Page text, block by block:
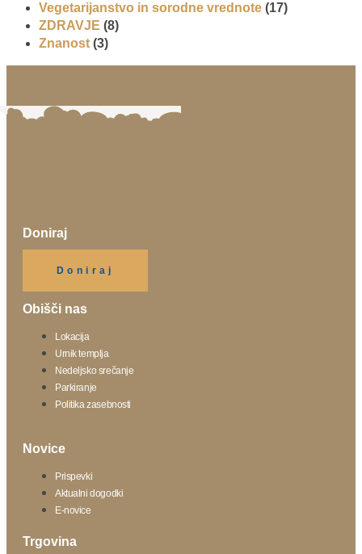
Vegetarijanstvo in sorodne vrednote (17)
ZDRAVJE (8)
Znanost (3)
Doniraj
Doniraj
Obišči nas
Lokacija
Urnik templja
Nedeljsko srečanje
Parkiranje
Politika zasebnosti
Novice
Prispevki
Aktualni dogodki
E-novice
Trgovina